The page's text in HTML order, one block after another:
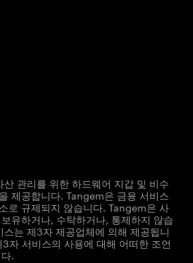
관리를 위한 하드웨어 지갑 및 비수
제공합니다. Tangem은 금융 서비스
로 규제되지 않습니다. Tangem은 사
유하거나, 수탁하거나, 통제하지 않습
는 제3자 제공업체에 의해 제공됩니
자 서비스의 사용에 대해 어떠한 조언
.